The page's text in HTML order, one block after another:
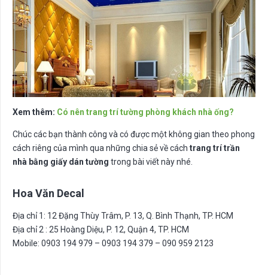
Xem thêm: Có nên trang trí tường phòng khách nhà ống?
Chúc các bạn thành công và có được một không gian theo phong
cách riêng của mình qua những chia sẻ về cách trang trí trần
nhà bằng giấy dán tường trong bài viết này nhé.
Hoa Văn Decal
Địa chỉ 1: 12 Đặng Thùy Trâm, P. 13, Q. Bình Thạnh, TP. HCM
Địa chỉ 2 : 25 Hoàng Diệu, P. 12, Quận 4, TP. HCM
Mobile: 0903 194 979 – 0903 194 379 – 090 959 2123